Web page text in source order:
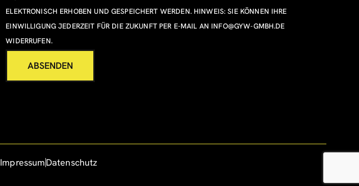
ELEKTRONISCH ERHOBEN UND GESPEICHERT WERDEN. HINWEIS: SIE KÖNNEN IHRE
EINWILLIGUNG JEDERZEIT FÜR DIE ZUKUNFT PER E-MAIL AN INFO@GYW-GMBH.DE
WIDERRUFEN.
ABSENDEN
ImpressumDatenschutz